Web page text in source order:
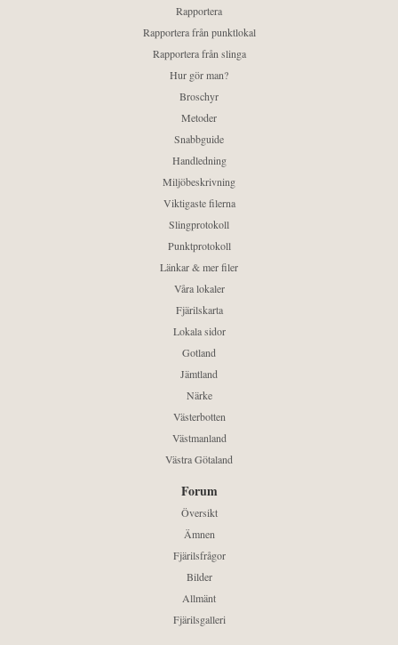
Rapportera
Rapportera från punktlokal
Rapportera från slinga
Hur gör man?
Broschyr
Metoder
Snabbguide
Handledning
Miljöbeskrivning
Viktigaste filerna
Slingprotokoll
Punktprotokoll
Länkar & mer filer
Våra lokaler
Fjärilskarta
Lokala sidor
Gotland
Jämtland
Närke
Västerbotten
Västmanland
Västra Götaland
Forum
Översikt
Ämnen
Fjärilsfrågor
Bilder
Allmänt
Fjärilsgalleri